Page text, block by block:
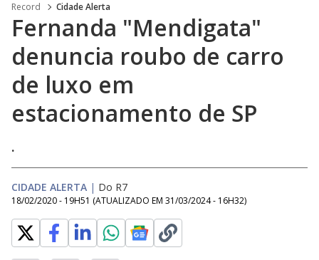
Record Cidade Alerta
Fernanda "Mendigata"
denuncia roubo de carro
de luxo em
estacionamento de SP
.
CIDADE ALERTA | Do R7
18/02/2020 - 19H51 (ATUALIZADO EM 31/03/2024 - 16H32)